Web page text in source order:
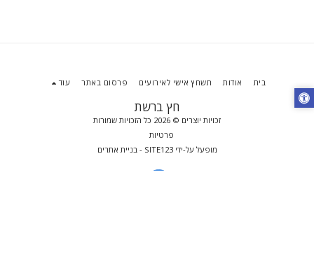
חץ ברשת
זכויות יוצרים © 2026 כל הזכויות שמורות
פרטיות
מופעל על-ידיSITE123
- בניית אתרים
בית אודות תשחץ אישי לאירועים פרסום באתר עוד